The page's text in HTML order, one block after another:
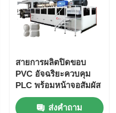
สายการผลิตปิดขอบ
PVC อัจฉริยะควบคุม
PLC พร้อมหน้าจอสัมผัส
ส่งคำถาม